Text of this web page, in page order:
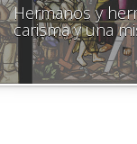
Hermanos y
carisma y una